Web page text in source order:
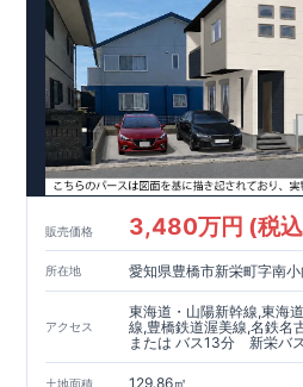
を採用
雨の日も安心な【
玄関ポーチ
】
【
南向き2wayワイドバルコニー
東栄住宅の家づくりへのこだわり
詳しくはクリック!) ・国が定めた
ます。 ・住宅ローン減税、固定資
れます。 ・中古市場でも、長期優良
住宅性能評価ダブル取得!(←詳しく
宅性能評価‥‥建物設計段階で、国が
ております。 ・『建設』住宅性能評
す。
・図面や書類上だけでなく、
た上で、品質を保証しております。
しくはクリック!) ・誰が何をやった
様の安心に繋がります。 ・設計、施
スマートフォンで見やすい特設サイ
https://www.e-blooming.com/
販売価格 3,480万円 (税
所在地 愛知県豊橋市新栄町字南
アクセス
東海道・山陽新幹線,東海
線,豊橋鉄道渥美線,名鉄名
または バス13分 新栄バ
土地面積 129.86㎡